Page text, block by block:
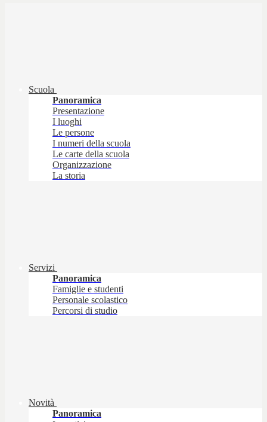
Scuola
Panoramica
Presentazione
I luoghi
Le persone
I numeri della scuola
Le carte della scuola
Organizzazione
La storia
Servizi
Panoramica
Famiglie e studenti
Personale scolastico
Percorsi di studio
Novità
Panoramica